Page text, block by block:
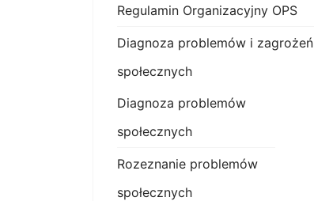
Regulamin Organizacyjny OPS
Diagnoza problemów i zagrożeń
społecznych
Diagnoza problemów
społecznych
Rozeznanie problemów
społecznych